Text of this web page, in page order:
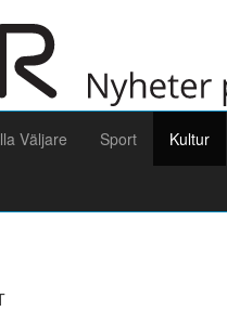
Väljare Sport Kultur